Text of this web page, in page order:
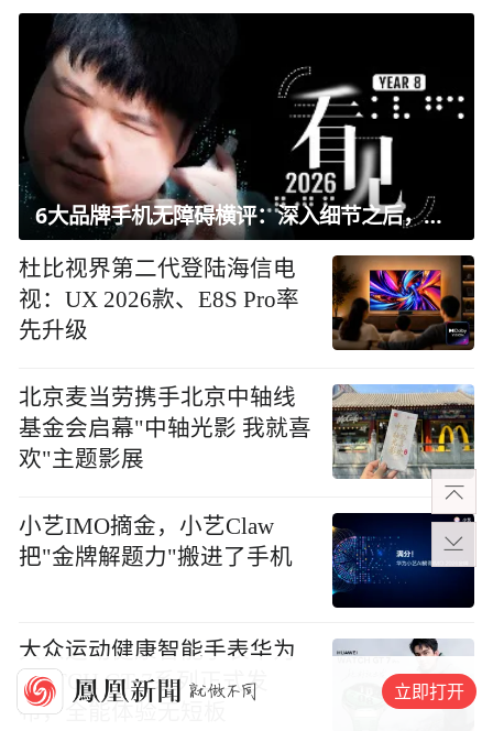
6大品牌手机无障碍横评：深入细节之后，似乎只有苹果能挺住？｜ 看见2026
杜比视界第二代登陆海信电
视：UX 2026款、E8S Pro率
先升级
北京麦当劳携手北京中轴线
基金会启幕"中轴光影 我就喜
欢"主题影展
小艺IMO摘金，小艺Claw
把"金牌解题力"搬进了手机
大众运动健康智能手表华为
WATCH GT 7系列正式发
布，全能体验无短板
立即打开